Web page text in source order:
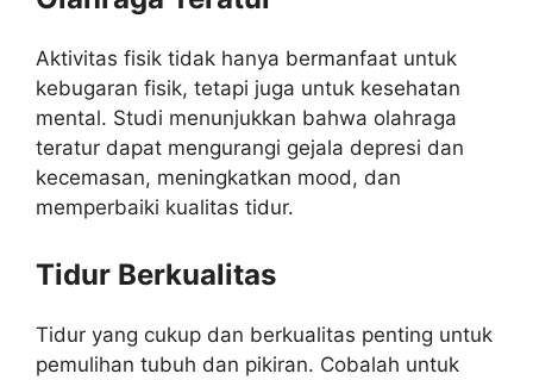
Aktivitas fisik tidak hanya bermanfaat untuk
kebugaran fisik, tetapi juga untuk kesehatan
mental. Studi menunjukkan bahwa olahraga
teratur dapat mengurangi gejala depresi dan
kecemasan, meningkatkan mood, dan
memperbaiki kualitas tidur.
Tidur Berkualitas
Tidur yang cukup dan berkualitas penting untuk
pemulihan tubuh dan pikiran. Cobalah untuk